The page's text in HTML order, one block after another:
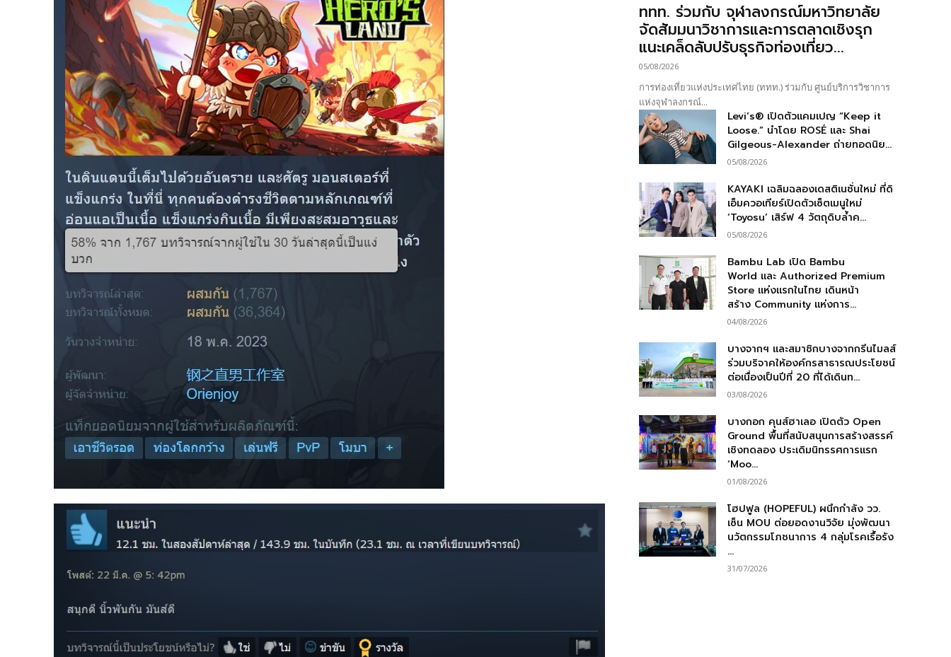
ททท. ร่วมกับ จุฬาลงกรณ์มหาวิทยาลัย
จัดสัมมนาวิชาการและการตลาดเชิงรุก
แนะเคล็ดลับปรับธุรกิจท่องเที่ยว...
05/08/2026
การท่องเที่ยวแห่งประเทศไทย (ททท.) ร่วมกับ ศูนย์บริการวิชาการ
แห่งจุฬาลงกรณ์...
Levi’s® เปิดตัวแคมเปญ “Keep it
Loose.” นำโดย ROSÉ และ Shai
Gilgeous-Alexander ถ่ายทอดนิย...
05/08/2026
KAYAKI เฉลิมฉลองเดสติเนชั่นใหม่ ที่ดิ
เอ็มควอเทียร์เปิดตัวเซ็ตเมนูใหม่
‘Toyosu’ เสิร์ฟ 4 วัตถุดิบล้ำค...
05/08/2026
Bambu Lab เปิด Bambu
World และ Authorized Premium
Store แห่งแรกในไทย เดินหน้า
สร้าง Community แห่งการ...
04/08/2026
บางจากฯ และสมาชิกบางจากกรีนไมลส์
ร่วมบริจาคให้องค์กรสาธารณประโยชน์
ต่อเนื่องเป็นปีที่ 20 ที่ได้เดินท...
03/08/2026
บางกอก คุนส์ฮาเลอ เปิดตัว Open
Ground พื้นที่สนับสนุนการสร้างสรรค์
เชิงทดลอง ประเดิมนิทรรศการแรก
‘Moo...
01/08/2026
โฮปฟูล (HOPEFUL) ผนึกกำลัง วว.
เซ็น MOU ต่อยอดงานวิจัย มุ่งพัฒนา
นวัตกรรมโภชนาการ 4 กลุ่มโรคเรื้อรัง
...
31/07/2026